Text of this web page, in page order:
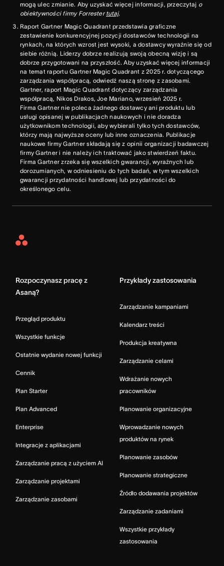
mogą ulec zmianie. Aby uzyskać więcej informacji, przeczytaj o
obiektywności firmy Forrester tutaj.
Raport Gartner Magic Quadrant przedstawia graficzne
zestawienie konkurencyjnej pozycji dostawców technologii na
rynkach, na których wzrost jest wysoki, a dostawcy wyraźnie się od
siebie różnią. Liderzy dobrze realizują swoją obecną wizję i są
dobrze przygotowani na przyszłość. Aby uzyskać więcej informacji
na temat raportu Gartner Magic Quadrant z 2025 r. dotyczącego
zarządzania współpracą, odwiedź naszą stronę z zasobami.
Gartner, raport Magic Quadrant dotyczący zarządzania
współpracą, Nikos Drakos, Joe Mariano, wrzesień 2025 r.
Firma Gartner nie poleca żadnego dostawcy ani produktu lub
usługi opisanej w publikacjach naukowych i nie doradza
użytkownikom technologii, aby wybierali tylko tych dostawców,
którzy mają najwyższe oceny lub inne oznaczenia. Publikacje
naukowe firmy Gartner składają się z opinii organizacji badawczej
firmy Gartner i nie należy ich traktować jako stwierdzeń faktu.
Firma Gartner zrzeka się wszelkich gwarancji, wyraźnych lub
dorozumianych, w odniesieniu do tych badań, w tym wszelkich
gwarancji przydatności handlowej lub przydatności do
określonego celu.
Asana
Rozpoczynasz pracę z
Asaną?
Przegląd produktu
Wszystkie funkcje
Ostatnie wydanie nowej funkcji
Cennik
Plan Starter
Plan Advanced
Enterprise
Integracje z aplikacjami
Zarządzanie pracą z użyciem AI
Zarządzanie projektami
Zarządzanie zasobami
Przykłady zastosowania
Zarządzanie kampaniami
Kalendarz treści
Produkcja kreatywna
Zarządzanie celami
Wdrażanie nowych
pracowników
Planowanie organizacyjne
Wprowadzanie nowych
produktów na rynek
Planowanie zasobów
Planowanie strategiczne
Źródło dodawania projektów
Zarządzanie zadaniami
Wszystkie przykłady
zastosowania